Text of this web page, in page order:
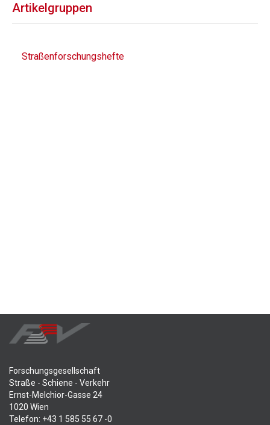
Artikelgruppen
Straßenforschungshefte
Forschungsgesellschaft
Straße - Schiene - Verkehr
Ernst-Melchior-Gasse 24
1020 Wien
Telefon: +43 1 585 55 67 -0